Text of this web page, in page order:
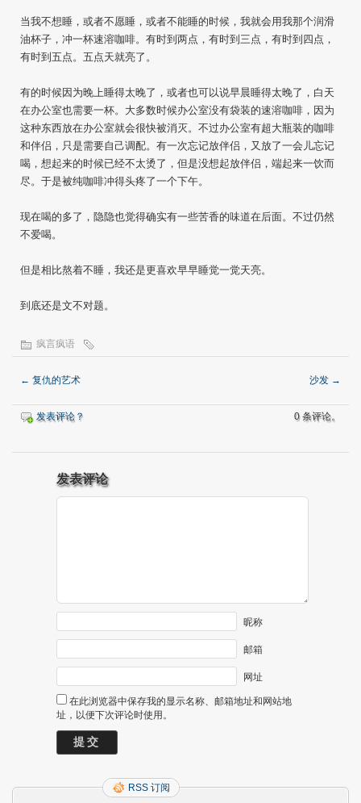
当我不想睡，或者不愿睡，或者不能睡的时候，我就会用我那个润滑
油杯子，冲一杯速溶咖啡。有时到两点，有时到三点，有时到四点，
有时到五点。五点天就亮了。
有的时候因为晚上睡得太晚了，或者也可以说早晨睡得太晚了，白天
在办公室也需要一杯。大多数时候办公室没有袋装的速溶咖啡，因为
这种东西放在办公室就会很快被消灭。不过办公室有超大瓶装的咖啡
和伴侣，只是需要自己调配。有一次忘记放伴侣，又放了一会儿忘记
喝，想起来的时候已经不太烫了，但是没想起放伴侣，端起来一饮而
尽。于是被纯咖啡冲得头疼了一个下午。
现在喝的多了，隐隐也觉得确实有一些苦香的味道在后面。不过仍然
不爱喝。
但是相比熬着不睡，我还是更喜欢早早睡觉一觉天亮。
到底还是文不对题。
疯言疯语
← 复仇的艺术 沙发 →
发表评论？ 0 条评论。
发表评论
昵称
邮箱
网址
在此浏览器中保存我的显示名称、邮箱地址和网站地
址，以便下次评论时使用。
RSS 订阅